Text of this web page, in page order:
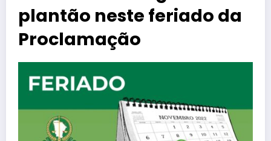
plantão neste feriado da
Proclamação